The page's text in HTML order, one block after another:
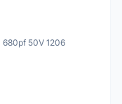
680pf 50V 1206